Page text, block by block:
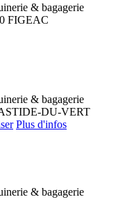
& bagagerie
FIGEAC
& bagagerie
DU-VERT
Plus d'infos
& bagagerie